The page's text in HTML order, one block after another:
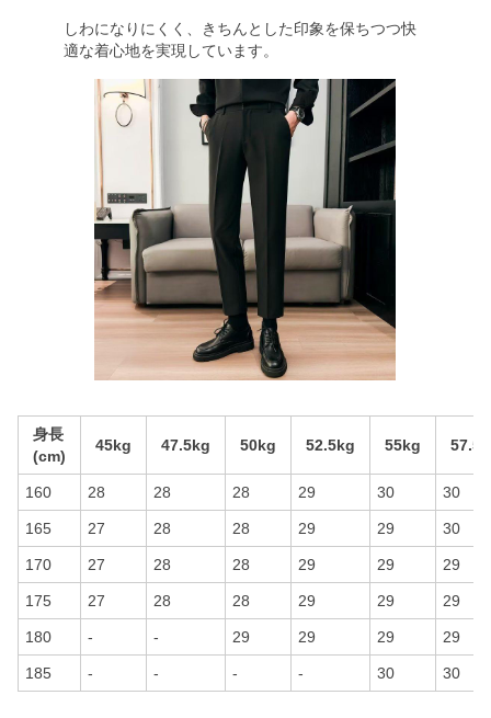
しわになりにくく、きちんとした印象を保ちつつ快
適な着心地を実現しています。
身長
(cm)
45kg 47.5kg 50kg 52.5kg 55kg
160 28 28 28 29 30 30
165 27 28 28 29 29 30
170 27 28 28 29 29 29
175 27 28 28 29 29 29
180 - - 29 29 29 29
185 - - - - 30 30